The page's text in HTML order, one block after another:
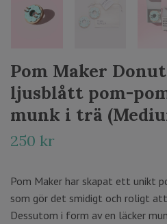
Pom Maker
ljusblått pom-
munk i trä
250 kr
Pom Maker har skapat ett unikt
som gör det smidigt och roligt
Dessutom i form av en läcker